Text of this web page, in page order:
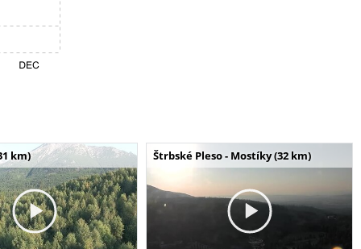
km) Štrbské Pleso - Mostíky (32 km)